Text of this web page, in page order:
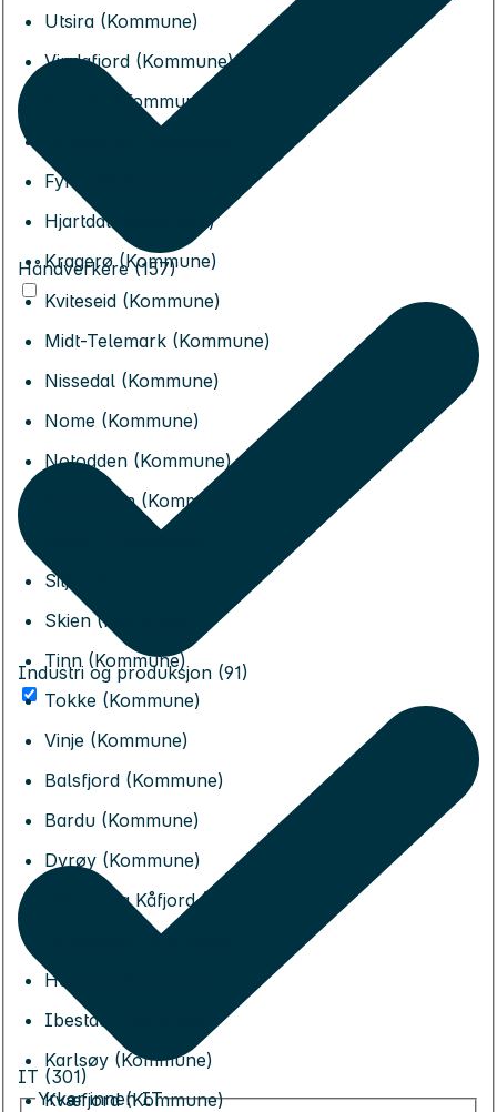
Utsira (Kommune)
Vindafjord (Kommune)
Bamble (Kommune)
Fyresdal (Kommune)
Hjartdal (Kommune)
Kragerø (Kommune)
Kviteseid (Kommune)
Midt-Telemark (Kommune)
Nissedal (Kommune)
Nome (Kommune)
Notodden (Kommune)
Porsgrunn (Kommune)
Siljan (Kommune)
Skien (Kommune)
Tinn (Kommune)
Tokke (Kommune)
Vinje (Kommune)
Balsfjord (Kommune)
Bardu (Kommune)
Dyrøy (Kommune)
Gáivuotna Kåfjord (Kommune)
Gratangen (Kommune)
Harstad (Kommune)
Ibestad (Kommune)
Karlsøy (Kommune)
Kvæfjord (Kommune)
Håndverkere (157)
Industri og produksjon (91)
IT (301)
Yrker innen IT